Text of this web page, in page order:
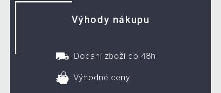
Výhody nákupu
Dodání zboží do 48h
Výhodné ceny